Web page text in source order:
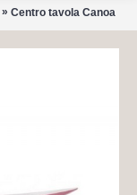
» Centro tavola Canoa